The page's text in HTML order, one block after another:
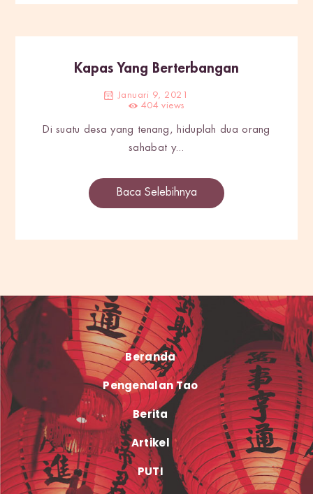
Kapas Yang Berterbangan
Januari 9, 2021
404 views
Di suatu desa yang tenang, hiduplah dua orang
sahabat y...
Baca Selebihnya
Beranda
Pengenalan Tao
Berita
Artikel
PUTI